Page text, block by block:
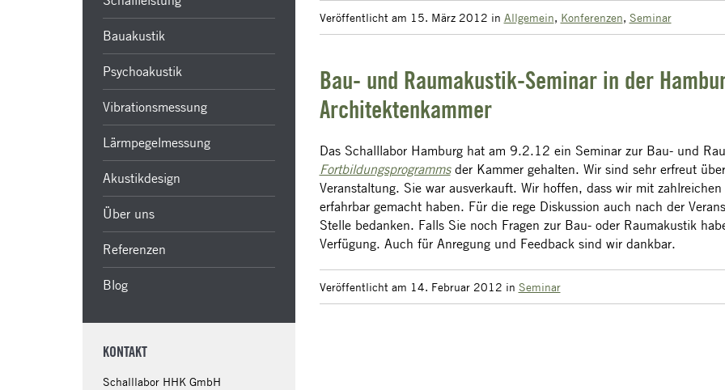
Bauakustik
Psychoakustik
Vibrationsmessung
Lärmpegelmessung
Akustikdesign
Über uns
Referenzen
Blog
KONTAKT
Schalllabor HHK GmbH
Veröffentlicht am 15. März 2012 in Allgemein, Konferenzen, Seminar
Bau- und Raumakustik-Seminar in der
Architektenkammer
Das Schalllabor Hamburg hat am 9.2.12 ein Seminar zur Bau- und
Fortbildungsprogramms der Kammer gehalten. Wir sind sehr erfreut
Veranstaltung. Sie war ausverkauft. Wir hoffen, dass wir mit
erfahrbar gemacht haben. Für die rege Diskussion auch nach der
Stelle bedanken. Falls Sie noch Fragen zur Bau- oder Raumakustik
Verfügung. Auch für Anregung und Feedback sind wir dankbar.
Veröffentlicht am 14. Februar 2012 in Seminar